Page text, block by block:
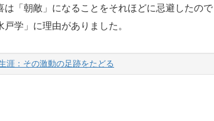
「朝敵」になることをそれほどに忌避したの
戸学」に理由がありました。
涯：その激動の足跡をたどる